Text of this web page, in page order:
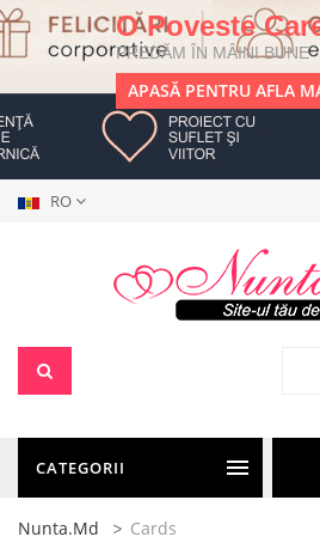
O Poveste
PREDĂM ÎN MÂINI BUNE
APASĂ PENTRU AFLA
RO
CATEGORII
Nunta.md Cards